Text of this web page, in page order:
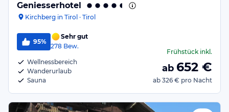
Geniesserhotel
Kirchberg in Tirol · Tirol
95%
Sehr gut
278 Bew.
Wellnessbereich
Wanderurlaub
Sauna
Frühstückinkl.
ab 652 €
ab 326 € pro Nacht